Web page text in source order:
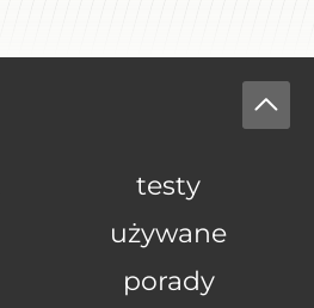
testy
używane
porady